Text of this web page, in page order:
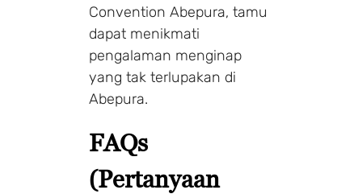
Convention Abepura, tamu
dapat menikmati
pengalaman menginap
yang tak terlupakan di
Abepura.
FAQs
(Pertanyaan